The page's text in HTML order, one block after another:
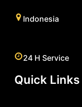
Indonesia
24 H Service
Quick Links